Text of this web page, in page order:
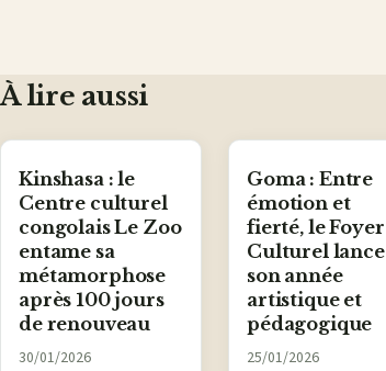
À lire aussi
Kinshasa : le
Centre culturel
congolais Le Zoo
entame sa
métamorphose
après 100 jours
de renouveau
30/01/2026
Goma : Entre
émotion et
fierté, le Foyer
Culturel lance
son année
artistique et
pédagogique
25/01/2026